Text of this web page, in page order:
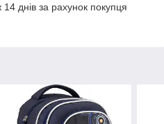
днів за рахунок покупця